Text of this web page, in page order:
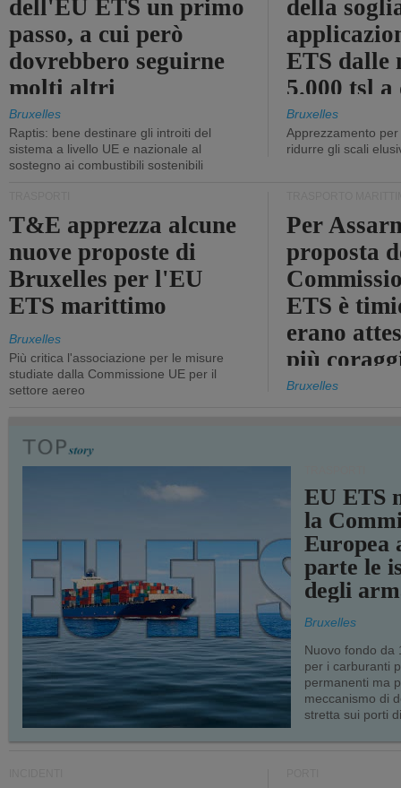
dell'EU ETS un primo
passo, a cui però
dovrebbero seguirne
molti altri
Bruxelles
Raptis: bene destinare gli introiti del
sistema a livello UE e nazionale al
sostegno ai combustibili sostenibili
della
ETS dalle
5.000 tsl
400 tsl
Bruxelles
Apprezzamento
ridurre gli scali
T&E apprezza alcune
nuove proposte di
Bruxelles per l'EU
ETS marittimo
Bruxelles
Più critica l'associazione per le misure
studiate dalla Commissione UE per il
settore aereo
Per
proposta
ETS è
erano
più
Bruxelles
EU ETS
la
Europea
parte le
degli
Bruxelles
Nuovo fondo da
per i carburanti
permanenti ma
meccanismo di
stretta sui porti